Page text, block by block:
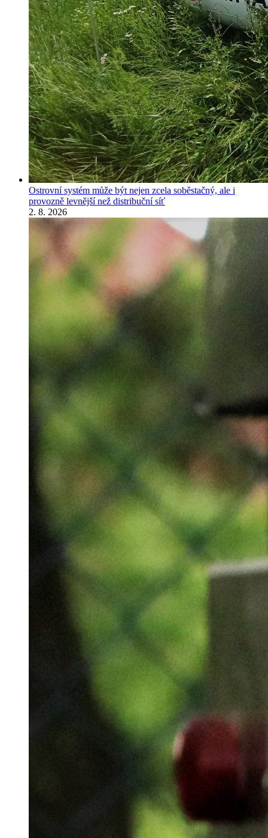
Ostrovní systém může být nejen zcela soběstačný, ale i
provozně levnější než distribuční síť
2. 8. 2026